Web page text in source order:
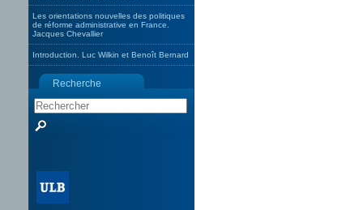
Les orientations nouvelles des politiques
de réforme administrative en France.
Jacques Chevallier
Introduction. Luc Wilkin et Benoît Bernard
Recherche